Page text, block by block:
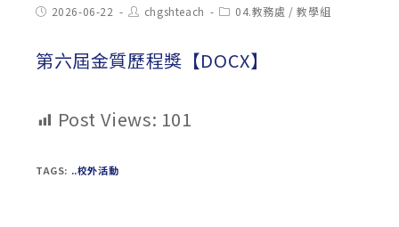
Post2026-06-22
Post
author:
chgshteach
Post04.教務處 / 教學組
第六屆金質歷程獎【DOCX】
Post Views: 101
TAGS: ..校外活動